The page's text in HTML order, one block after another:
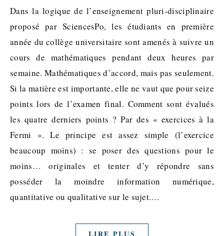
Dans la logique de l’enseignement pluri-disciplinaire
proposé par SciencesPo, les étudiants en première
année du collège universitaire sont amenés à suivre un
cours de mathématiques pendant deux heures par
semaine. Mathématiques d’accord, mais pas seulement.
Si la matière est importante, elle ne vaut que pour seize
points lors de l’examen final. Comment sont évalués
les quatre derniers points ? Par des « exercices à la
Fermi ». Le principe est assez simple (l’exercice
beaucoup moins) : se poser des questions pour le
moins… originales et tenter d’y répondre sans
posséder la moindre information numérique,
quantitative ou qualitative sur le sujet.…
LIRE PLUS